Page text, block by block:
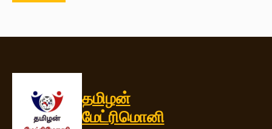
தமிழன்
மேட்ரிமொனி